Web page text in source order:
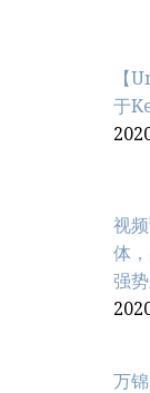
【
于
视
体
强
万